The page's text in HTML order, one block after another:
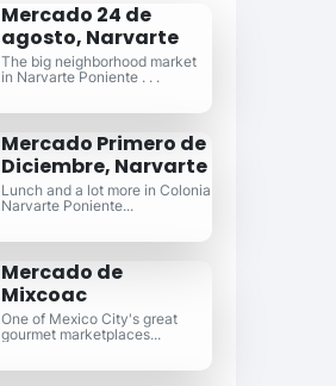
Mercado 24 de
agosto, Narvarte
The big neighborhood market
in Narvarte Poniente . . .
Mercado Primero de
Diciembre, Narvarte
Lunch and a lot more in Colonia
Narvarte Poniente...
Mercado de
Mixcoac
One of Mexico City's great
gourmet marketplaces...